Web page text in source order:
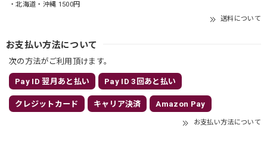
・北海道・沖縄 1500円
送料について
お支払い方法について
次の方法がご利用頂けます。
Pay ID 翌月あと払い Pay ID 3回あと払い
クレジットカード キャリア決済 Amazon Pay
お支払い方法について